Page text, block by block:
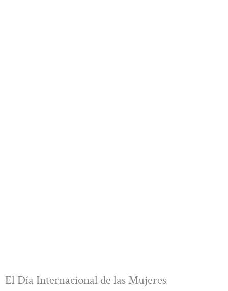
El Día Internacional de las Mujeres